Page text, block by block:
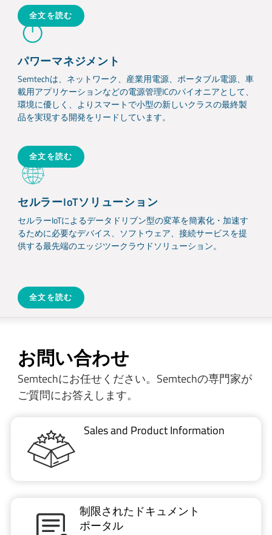
全文を読む
パワーマネジメント
Semtechは、ネットワーク、産業用電源、ポータブル電源、車
載用アプリケーションなどの電源管理ICのパイオニアとして、
環境に優しく、よりスマートで小型の新しいクラスの最終製
品を実現する開発をリードしています。
全文を読む
セルラーIoTソリューション
セルラーIoTによるデータドリブン型の変革を簡素化・加速す
るために必要なデバイス、ソフトウェア、接続サービスを提
供する最先端のエッジツークラウドソリューション。
全文を読む
お問い合わせ
Semtechにお任せください。Semtechの専門家が
ご質問にお答えします。
Sales and Product Information
制限されたドキュメント
ポータル